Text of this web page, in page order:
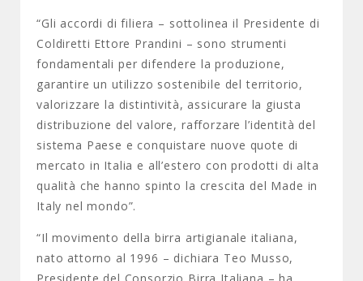
“Gli accordi di filiera – sottolinea il Presidente di
Coldiretti Ettore Prandini – sono strumenti
fondamentali per difendere la produzione,
garantire un utilizzo sostenibile del territorio,
valorizzare la distintività, assicurare la giusta
distribuzione del valore, rafforzare l’identità del
sistema Paese e conquistare nuove quote di
mercato in Italia e all’estero con prodotti di alta
qualità che hanno spinto la crescita del Made in
Italy nel mondo”.
“Il movimento della birra artigianale italiana,
nato attorno al 1996 – dichiara Teo Musso,